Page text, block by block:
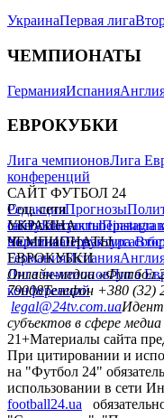
УкраинаПервая лига
ЧЕМПИОНАТЫ
ГерманияИспания
ЕВРОКУБКИ
Лига чемпионовЛига
конференций
САЙТ ФУТБОЛ 24
РедакцияПрогнозы
сайтуКонтактыПравила
политикаСтруктура
Соц. сети
facebookxyoutube
УКРАИНА
УкраинаПервая лига
ЧЕМПИОНАТЫ
ГерманияИспания
ЕВРОКУБКИ
Лига чемпионовЛига
конференций
Онлайн-медиа «Футбол
79008Телефон +380 (32)
legal@24tv.com.ua
субъектов в сфере
21+Материалы сайта
При цитировании и
на "Футбол 24"
использовании в сети
football24.ua